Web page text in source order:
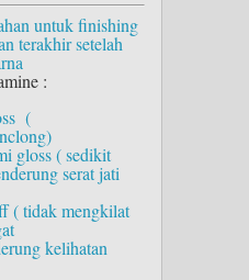
untuk finishing
terakhir setelah
:
(
gloss ( sedikit
serat jati
( tidak mengkilat
kelihatan